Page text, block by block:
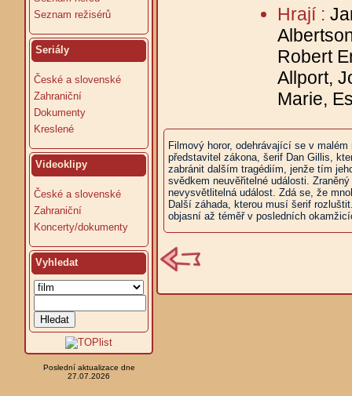
Seznam režisérů
Seriály
České a slovenské
Zahraniční
Dokumenty
Kreslené
Videoklipy
České a slovenské
Zahraniční
Koncerty/dokumenty
Vyhledat
Poslední aktualizace dne
27.07.2026
Hrají :
Robert
Allport,
Marie,
Filmový horor, odehrávající se v
představitel zákona, šerif Dan Gillis,
zabránit dalším tragédiím, jenže tím
svědkem neuvěřitelné události.
nevysvětlitelná událost. Zdá se, že
Další záhada, kterou musí šerif
objasní až téměř v posledních